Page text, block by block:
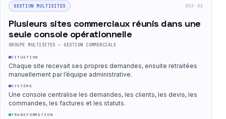
GESTION MULTISITES RÉA·03
Plusieurs sites commerciaux réunis dans une
seule console opérationnelle
GROUPE MULTISITES — GESTION COMMERCIALE
SITUATION
Chaque site recevait ses propres demandes, ensuite retraitées
manuellement par l’équipe administrative.
SYSTÈME
Une console centralise les demandes, les clients, les devis, les
commandes, les factures et les statuts.
TRANSFORMATION